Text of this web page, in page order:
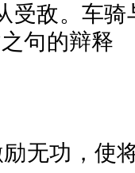
受敌。车
之句的辩释
励无功，使